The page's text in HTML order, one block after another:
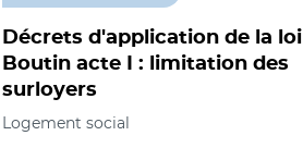
Décrets d'application de la loi
Boutin acte I : limitation des
surloyers
Logement social